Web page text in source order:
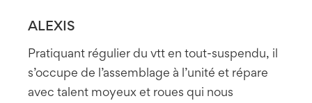
ALEXIS
Pratiquant régulier du vtt en tout-suspendu, il
s’occupe de l’assemblage à l’unité et répare
avec talent moyeux et roues qui nous